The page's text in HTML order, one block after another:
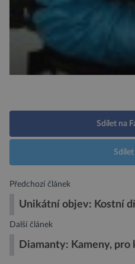
Sdílet na
Sdílet
Předchozí článek
Unikátní objev: Kostní
Další článek
Diamanty: Kameny, pro